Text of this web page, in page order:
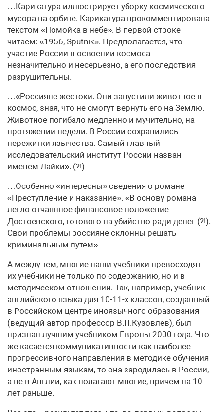
…Карикатура иллюстрирует уборку космического
мусора на орбите. Карикатура прокомментирована
текстом «Помойка в небе». В первой строке
читаем: «1956, Sputnik». Предполагается, что
участие России в освоении космоса
незначительно и несерьезно, а его последствия
разрушительны.
…«Россияне жестоки. Они запустили животное в
космос, зная, что не смогут вернуть его на Землю.
Животное погибало медленно и мучительно, на
протяжении недели. В России сохранились
пережитки язычества. Самый главный
исследовательский институт России назван
именем Лайки». (?!)
…Особенно «интересны» сведения о романе
«Преступление и наказание». «В основу романа
легло отчаянное финансовое положение
Достоевского, готового на убийство ради денег (?!).
Свои проблемы россияне склонны решать
криминальным путем».
А между тем, многие наши учебники превосходят
их учебники не только по содержанию, но и в
методическом отношении. Так, например, учебник
английского языка для 10-11-х классов, созданный
в Российском центре иноязычного образования
(ведущий автор профессор В.П.Кузовлев), был
признан лучшим учебником Европы 2000 года. Что
же касается коммуникативности как наиболее
прогрессивного направления в методике обучения
иностранным языкам, то она зародилась в России,
а не в Англии, как полагают многие, причем на 10
лет раньше.